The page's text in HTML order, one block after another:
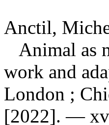
Anctil,
Animal as
work and
London ;
[2022]. —